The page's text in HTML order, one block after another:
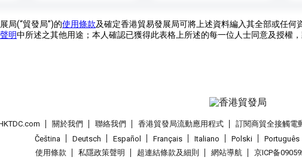
局(“貿發局”)的使用條款及確定香港貿易發展局可將上述資料編入其全部或任
明中所述之其他用途；本人確認已獲得此表格上所述的每一位人士同意及授權
關於我們 聯絡我們 香港貿發局流動應用程式 訂閱商貿全接觸電
Čeština
Deutsch Español Français Italiano Polski Português
使用條款
私隱政策聲明 超連結條款及細則 網站導航 京ICP备